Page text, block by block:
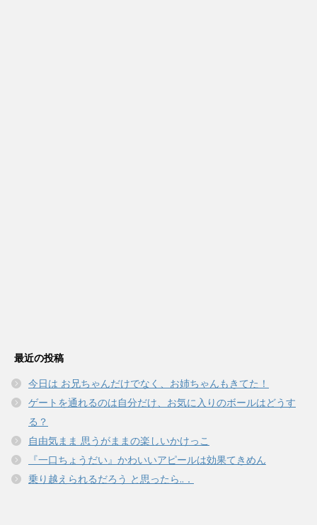
最近の投稿
今日は お兄ちゃんだけでなく、お姉ちゃんもきてた！
ゲートを通れるのは自分だけ、お気に入りのボールはどうす
る？
自由気まま 思うがままの楽しいかけっこ
『一口ちょうだい』かわいいアピールは効果てきめん
乗り越えられるだろう と思ったら..．